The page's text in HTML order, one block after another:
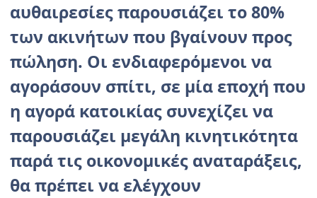
αυθαιρεσίες παρουσιάζει το 80%
των ακινήτων που βγαίνουν προς
πώληση. Oι ενδιαφερόμενοι να
αγοράσουν σπίτι, σε μία εποχή που
η αγορά κατοικίας συνεχίζει να
παρουσιάζει μεγάλη κινητικότητα
παρά τις οικονομικές αναταράξεις,
θα πρέπει να ελέγχουν